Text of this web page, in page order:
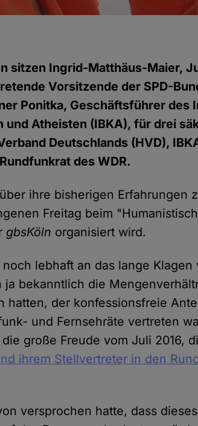
sitzen Ingrid-Matthäus-Maier,
Vorsitzende der SPD-
Ponitka, Geschäftsführer des
und Atheisten (IBKA), für drei
Deutschlands (HVD),
des WDR.
ihre bisherigen Erfahrungen
Freitag beim
gbsKöln organisiert wird.
lebhaft an das lange Klagen
ja bekanntlich die
hatten, der konfessionsfreie
und Fernsehräte vertreten
große Freude vom Juli 2016,
ihrem Stellvertreter in den
versprochen hatte, dass